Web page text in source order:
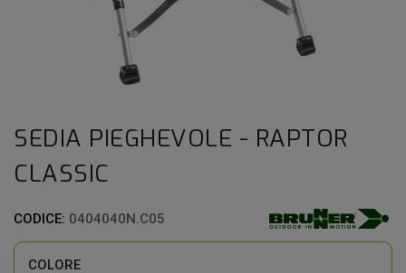
SEDIA PIEGHEVOLE - RAPTOR
CLASSIC
CODICE: 0404040N.C05
COLORE